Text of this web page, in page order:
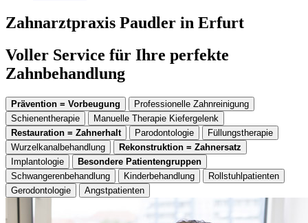
Zahnarztpraxis Paudler in Erfurt
Voller Service für Ihre perfekte
Zahnbehandlung
Prävention = Vorbeugung
Professionelle Zahnreinigung
Schienentherapie
Manuelle Therapie Kiefergelenk
Restauration = Zahnerhalt
Parodontologie
Füllungstherapie
Wurzelkanalbehandlung
Rekonstruktion = Zahnersatz
Implantologie
Besondere Patientengruppen
Schwangerenbehandlung
Kinderbehandlung
Rollstuhlpatienten
Gerodontologie
Angstpatienten